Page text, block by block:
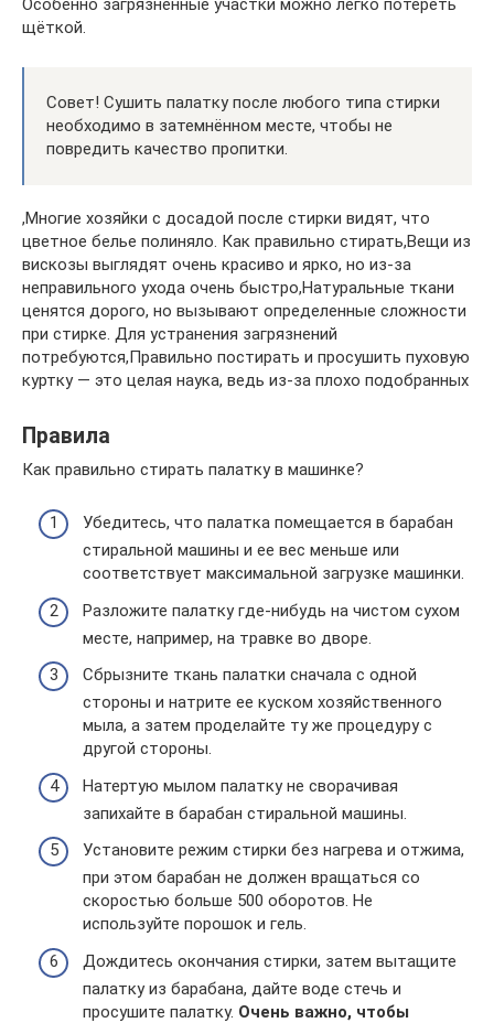
Особенно загрязнённые участки можно легко потереть
щёткой.
Совет! Сушить палатку после любого типа стирки
необходимо в затемнённом месте, чтобы не
повредить качество пропитки.
,Многие хозяйки с досадой после стирки видят, что
цветное белье полиняло. Как правильно стирать,Вещи из
вискозы выглядят очень красиво и ярко, но из-за
неправильного ухода очень быстро,Натуральные ткани
ценятся дорого, но вызывают определенные сложности
при стирке. Для устранения загрязнений
потребуются,Правильно постирать и просушить пуховую
куртку — это целая наука, ведь из-за плохо подобранных
Правила
Как правильно стирать палатку в машинке?
Убедитесь, что палатка помещается в барабан
стиральной машины и ее вес меньше или
соответствует максимальной загрузке машинки.
Разложите палатку где-нибудь на чистом сухом
месте, например, на травке во дворе.
Сбрызните ткань палатки сначала с одной
стороны и натрите ее куском хозяйственного
мыла, а затем проделайте ту же процедуру с
другой стороны.
Натертую мылом палатку не сворачивая
запихайте в барабан стиральной машины.
Установите режим стирки без нагрева и отжима,
при этом барабан не должен вращаться со
скоростью больше 500 оборотов. Не
используйте порошок и гель.
Дождитесь окончания стирки, затем вытащите
палатку из барабана, дайте воде стечь и
просушите палатку. Очень важно, чтобы